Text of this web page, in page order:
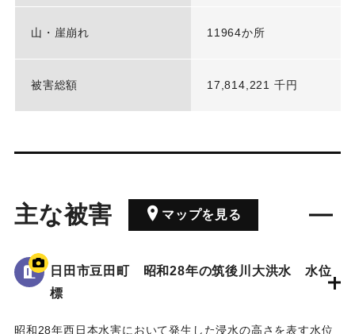
山・崖崩れ 11964か所
被害総額 17,814,221 千円
主な被害 マップを見る
日田市豆田町 昭和28年の筑後川大洪水 水位
標
昭和28年西日本水害において発生した浸水の高さを表す水位